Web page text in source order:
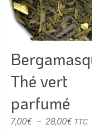
être
sur
page
du
produit
Thé vert
parfumé
7,00€ – 28,00€Plage
TTC